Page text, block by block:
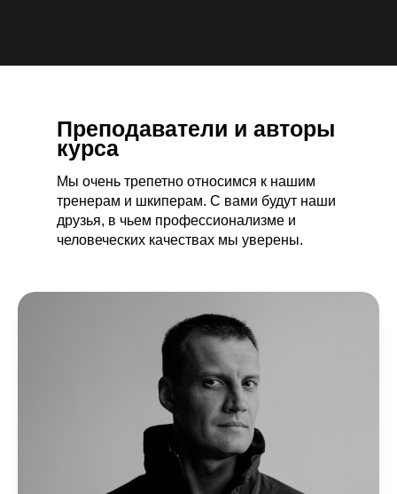
Преподаватели и авторы
курса
Мы очень трепетно относимся к нашим
тренерам и шкиперам. С вами будут наши
друзья, в чьем профессионализме и
человеческих качествах мы уверены.